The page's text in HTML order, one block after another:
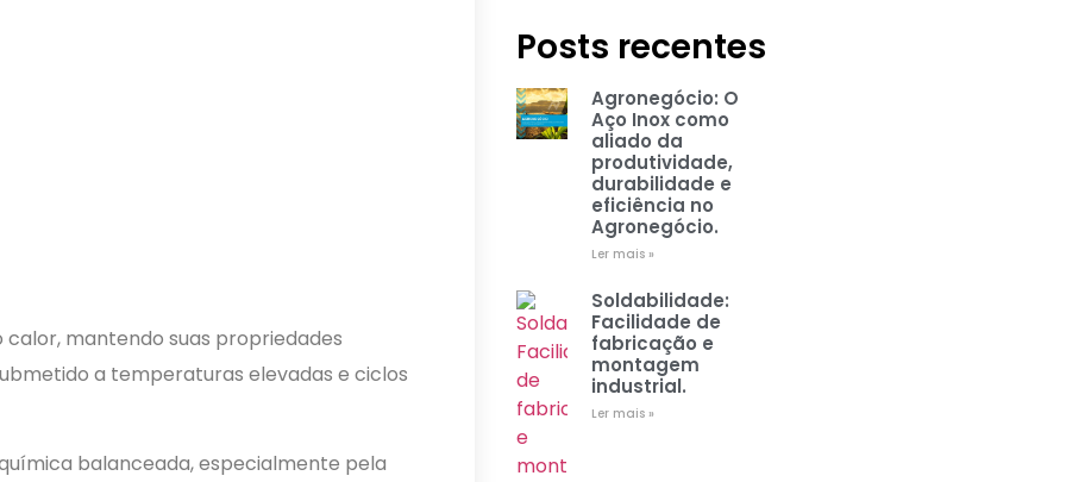
mantendo suas propriedades
a temperaturas elevadas e ciclos
balanceada, especialmente pela
Posts recentes
Agronegócio: O
Aço Inox como
aliado da
produtividade,
durabilidade e
eficiência no
Agronegócio.
Ler mais »
Soldabilidade:
Facilidade de
fabricação e
montagem
industrial.
Ler mais »